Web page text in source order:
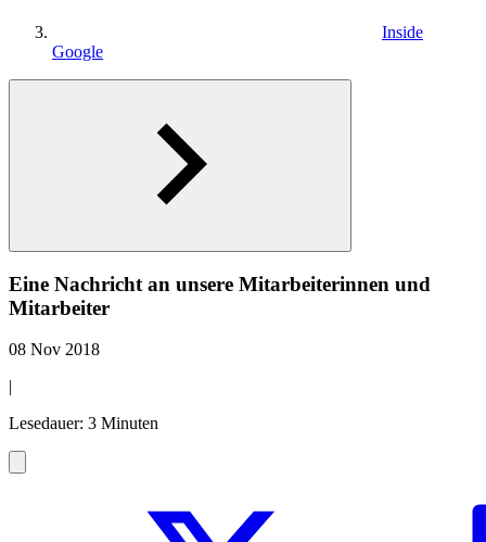
Inside
Google
Eine Nachricht an unsere Mitarbeiterinnen und
Mitarbeiter
08 Nov 2018
|
Lesedauer: 3 Minuten